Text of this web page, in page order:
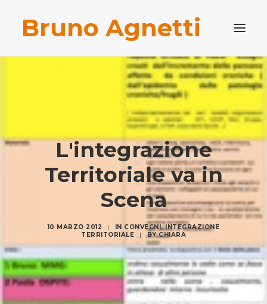
Bruno Agnetti
PROFILO PROFESSIONALE
CONTATTIL'integrazione
Territoriale va in
Scena
10 MARZO 2012 | IN CONVEGNI,INTEGRAZIONE
TERRITORIALE
| BYCHIARA